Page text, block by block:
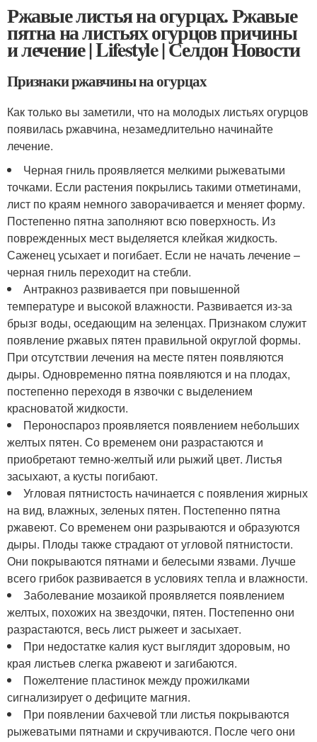
Ржавые листья на огурцах. Ржавые
пятна на листьях огурцов причины
и лечение | Lifestyle | Селдон Новости
Признаки ржавчины на огурцах
Как только вы заметили, что на молодых листьях огурцов
появилась ржавчина, незамедлительно начинайте
лечение.
Черная гниль проявляется мелкими рыжеватыми
точками. Если растения покрылись такими отметинами,
лист по краям немного заворачивается и меняет форму.
Постепенно пятна заполняют всю поверхность. Из
поврежденных мест выделяется клейкая жидкость.
Саженец усыхает и погибает. Если не начать лечение –
черная гниль переходит на стебли.
Антракноз развивается при повышенной
температуре и высокой влажности. Развивается из-за
брызг воды, оседающим на зеленцах. Признаком служит
появление ржавых пятен правильной округлой формы.
При отсутствии лечения на месте пятен появляются
дыры. Одновременно пятна появляются и на плодах,
постепенно переходя в язвочки с выделением
красноватой жидкости.
Пероноспароз проявляется появлением небольших
желтых пятен. Со временем они разрастаются и
приобретают темно-желтый или рыжий цвет. Листья
засыхают, а кусты погибают.
Угловая пятнистость начинается с появления жирных
на вид, влажных, зеленых пятен. Постепенно пятна
ржавеют. Со временем они разрываются и образуются
дыры. Плоды также страдают от угловой пятнистости.
Они покрываются пятнами и белесыми язвами. Лучше
всего грибок развивается в условиях тепла и влажности.
Заболевание мозаикой проявляется появлением
желтых, похожих на звездочки, пятен. Постепенно они
разрастаются, весь лист рыжеет и засыхает.
При недостатке калия куст выглядит здоровым, но
края листьев слегка ржавеют и загибаются.
Пожелтение пластинок между прожилками
сигнализирует о дефиците магния.
При появлении бахчевой тли листья покрываются
рыжеватыми пятнами и скручиваются. После чего они